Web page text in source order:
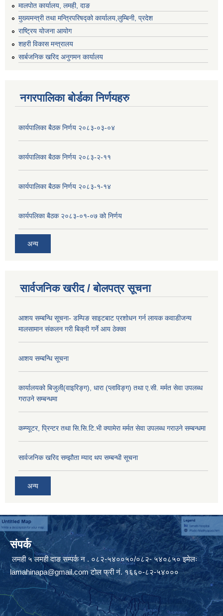
मालपोत कार्यालय, लमही, दाङ
मुख्यमन्त्री तथा मन्त्रिपरिषद्को कार्यालय,लुम्बिनी, प्रदेश
राष्ट्रिय योजना आयोग
शहरी विकास मन्त्रालय
सार्बजनिक खरिद अनुगमन कार्यालय
नगरपालिका बोर्डका निर्णयहरु
कार्यपालिका बैठक निर्णय २०८३-०३-०४
कार्यपालिका बैठक निर्णय २०८३-२-११
कार्यपालिका बैठक निर्णय २०८३-१-१४
कार्यपलिका बैठक २०८३-०१-०७ को निर्णय
अन्य
सार्वजनिक खरीद / बोलपत्र सूचना
आशय सम्बन्धि सूचना- डम्पिङ साइटबाट प्रशोधन गर्न लायक कवाडीजन्य
मालसामान संकलन गरी बिक्री गर्ने आय ठेक्का
आशय सम्बन्धि सूचना
कार्यालयको बिजुली(वाइरिङ्ग), धारा (प्लाविङ्ग) तथा ए.सी. मर्मत सेवा उपलब्ध
गराउने सम्बन्धमा
कम्प्यूटर, प्रिन्टर तथा सि.सि.टि.भी क्यामेरा मर्मत सेवा उपलब्ध गराउने सम्बन्धमा
सार्वजनिक खरिद सम्झौता म्याद थप सम्बन्धी सूचना
अन्य
संपर्क
लमही ५ लमही दाङ सम्पर्क न . ०८२-५४००५०/०८२- ५४०८५० इमेलः
lamahinapa@gmail.comटाेल फ्री नं. १६६०-८२-५४०००